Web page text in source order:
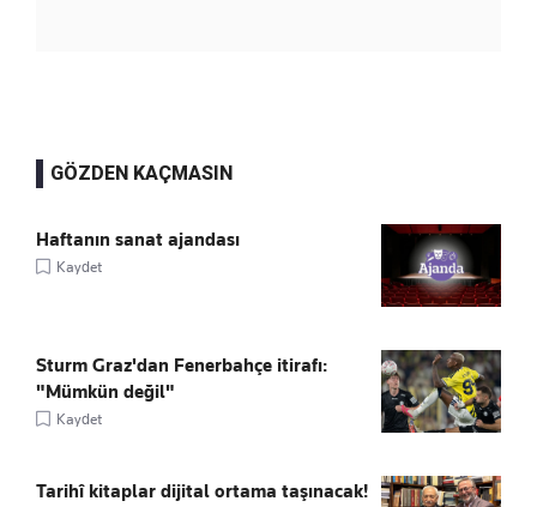
GÖZDEN KAÇMASIN
Haftanın sanat ajandası
Kaydet
Sturm Graz'dan Fenerbahçe itirafı:
"Mümkün değil"
Kaydet
Tarihî kitaplar dijital ortama taşınacak!